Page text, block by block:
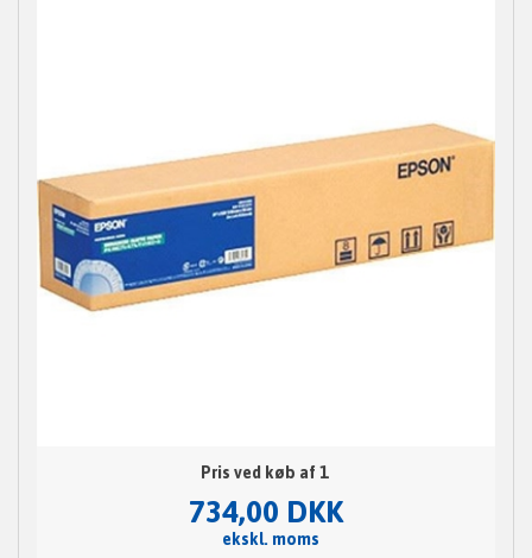
Pris ved køb af 1
734,00 DKK
ekskl. moms